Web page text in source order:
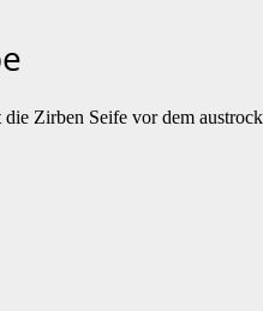
Zirben Seife vor dem